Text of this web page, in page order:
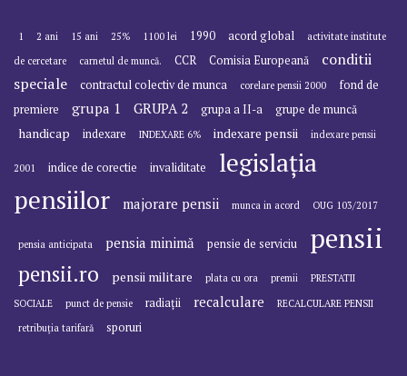
1 2 ani 15 ani 25% 1100 lei 1990 acord global
activitate institute
de cercetare
carnetul de muncă. CCR Comisia Europeană
conditii
speciale
contractul colectiv de munca corelare pensii 2000
fond de
premiere
grupa 1 GRUPA 2 grupa a II-a grupe de muncă
handicap indexare INDEXARE 6% indexare pensii indexare pensii
2001 indice de corectie invaliditate
legislația
pensiilor
majorare pensii munca in acord OUG 103/2017
pensia anticipata pensia minimă pensie de serviciu pensii
pensii.ro pensii militare plata cu ora premii
PRESTATII
SOCIALE
punct de pensie radiații recalculare
RECALCULARE PENSII
retribuția tarifară
sporuri